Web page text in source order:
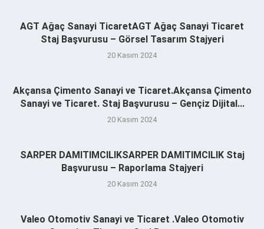
AGT Ağaç Sanayi TicaretAGT Ağaç Sanayi Ticaret
Staj Başvurusu – Görsel Tasarım Stajyeri
20 Kasım 2024
Akçansa Çimento Sanayi ve Ticaret.Akçansa Çimento
Sanayi ve Ticaret. Staj Başvurusu – Gençiz Dijital...
20 Kasım 2024
SARPER DAMITIMCILIKSARPER DAMITIMCILIK Staj
Başvurusu – Raporlama Stajyeri
20 Kasım 2024
Valeo Otomotiv Sanayi ve Ticaret .Valeo Otomotiv